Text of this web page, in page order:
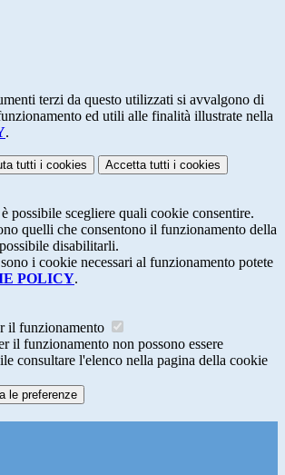
terzi da questo utilizzati si avvalgono di
ed utili alle finalità illustrate nella
.
tutti i cookies Accetta tutti i cookies
possibile scegliere quali cookie consentire.
quelli che consentono il funzionamento della
disabilitarli.
i cookie necessari al funzionamento potete
POLICY.
il funzionamento
il funzionamento non possono essere
consultare l'elenco nella pagina della cookie
le preferenze